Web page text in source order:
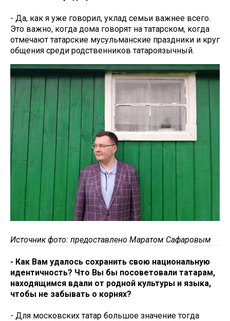
- Да, как я уже говорил, уклад семьи важнее всего.
Это важно, когда дома говорят на татарском, когда
отмечают татарские мусульманские праздники и круг
общения среди родственников татароязычный.
Источник фото: предоставлено Маратом Сафаровым
- Как Вам удалось сохранить свою национальную
идентичность? Что Вы бы посоветовали татарам,
находящимся вдали от родной культуры и языка,
чтобы не забывать о корнях?
- Для московских татар большое значение тогда